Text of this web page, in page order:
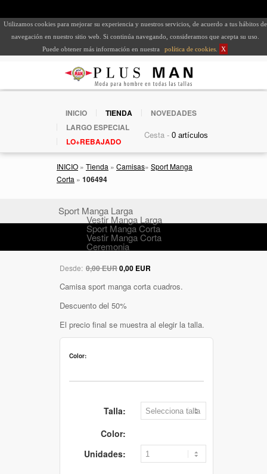
Utilizamos cookies para mejorar su experiencia y nuestros servicios, de acuerdo a tus hábitos de
navegación en nuestro sitio web. Si continúa navegando, consideramos que acepta su uso.
Puede obtener más información en nuestra
política de cookies X
INICIO TIENDA
NOVEDADES
LARGO ESPECIAL
LO+REBAJADO
Cesta -
INICIO » Tienda » Camisas» Sport Manga
Corta » 106494
Sport Manga Larga
Vestir Manga Larga
Sport Manga Corta
Vestir Manga Corta
Ceremonia
Desde: 0,00 EUR0,00 EUR
Camisa sport manga corta cuadros.
Descuento del 50%
El precio final se muestra al elegir la talla.
Color:
Talla:
Color:
Unidades: